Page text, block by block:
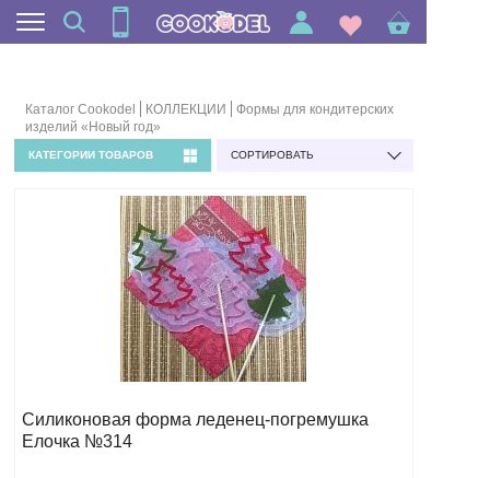
Каталог Cookodel КОЛЛЕКЦИИ
Формы для кондитерских
изделий «Новый год»
КАТЕГОРИИ ТОВАРОВ СОРТИРОВАТЬ
Силиконовая форма леденец-погремушка
Елочка №314